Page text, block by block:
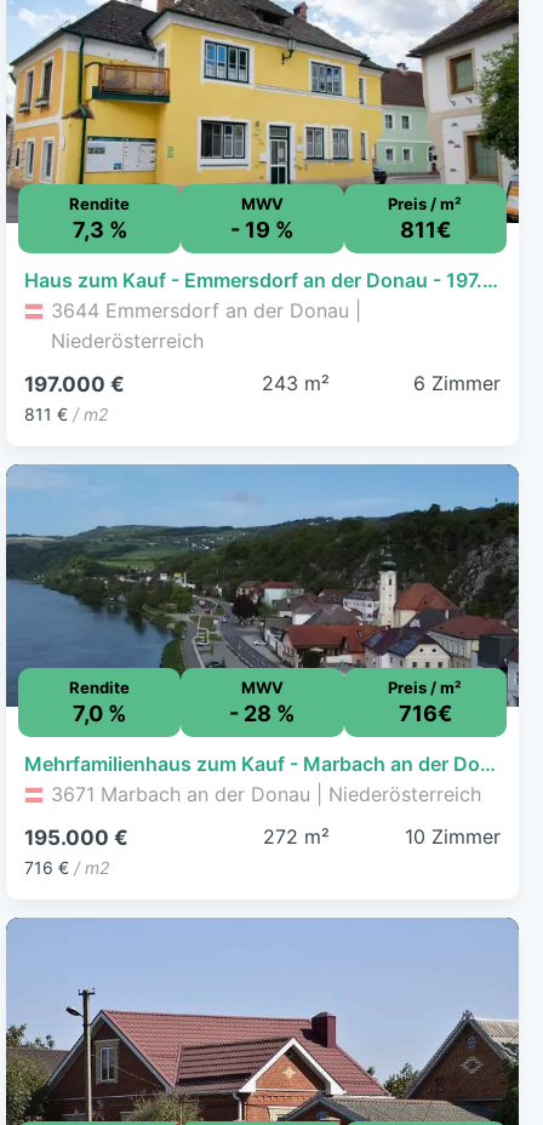
Rendite
7,3 %
MWV
- 19 %
Preis / m²
811€
Haus zum Kauf - Emmersdorf an der Donau - 197.000 € - 6 Zimmer, 243 m², 100 m² Grundstück
3644 Emmersdorf an der Donau |
Niederösterreich
197.000 €
811 € / m2
243 m² 6 Zimmer
Rendite
7,0 %
MWV
- 28 %
Preis / m²
716€
Mehrfamilienhaus zum Kauf - Marbach an der Donau - 195.000 € - 10 Zimmer, 272,2 m², 129 m² Grundstück
3671 Marbach an der Donau | Niederösterreich
195.000 €
716 € / m2
272 m² 10 Zimmer